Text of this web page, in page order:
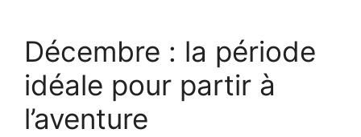
Décembre : la période
idéale pour partir à
l’aventure